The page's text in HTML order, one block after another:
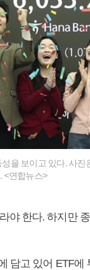
을 보이고 있다. 사
<연합뉴스>
야 한다. 하지만
담고 있어 ETF